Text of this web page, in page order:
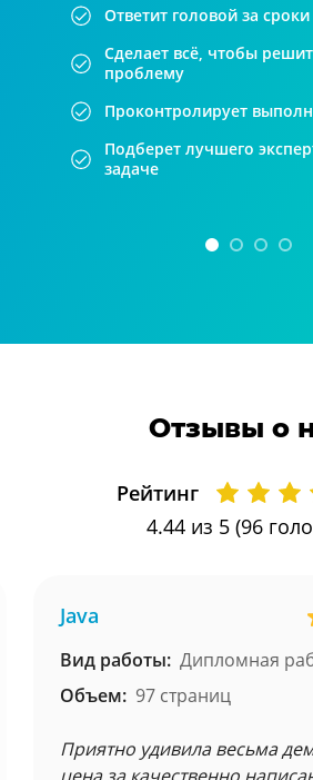
Ответит головой за сроки
Сделает всё, чтобы
проблему
Проконтролирует
Подберет лучшего
задаче
Отзывы о
Рейтинг
4.44из 5 (96
Java
Вид работы: Дипломная
Объем: 97 страниц
Приятно удивила весьма